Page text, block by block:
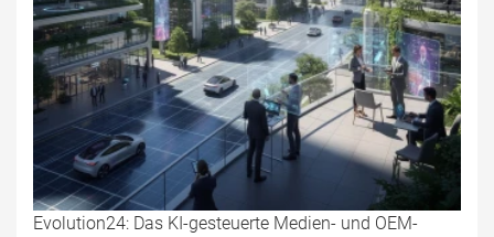
Evolution24: Das KI-gesteuerte Medien- und OEM-